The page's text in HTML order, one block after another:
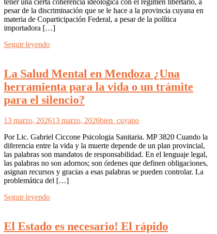
tener una cierta coherencia ideológica con el régimen libertario, a
pesar de la discriminación que se le hace a la provincia cuyana en
materia de Coparticipación Federal, a pesar de la política
importadora […]
Seguir leyendo
La Salud Mental en Mendoza ¿Una
herramienta para la vida o un trámite
para el silencio?
13 marzo, 202613 marzo, 2026bien_cuyano
Por Lic. Gabriel Ciccone Psicologia Sanitaria. MP 3820 Cuando la
diferencia entre la vida y la muerte depende de un plan provincial,
las palabras son mandatos de responsabilidad. En el lenguaje legal,
las palabras no son adornos; son órdenes que definen obligaciones,
asignan recursos y gracias a esas palabras se pueden controlar. La
problemática del […]
Seguir leyendo
El Estado es necesario! El rápido